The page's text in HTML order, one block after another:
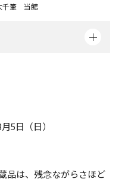
千筆 当館
5日（日）
品は、残念ながらさほど